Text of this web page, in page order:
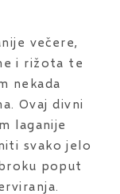
večere,
i rižota te
nekada
Ovaj divni
laganije
svako jelo
poput